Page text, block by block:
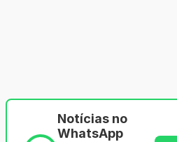
Notícias no
WhatsApp